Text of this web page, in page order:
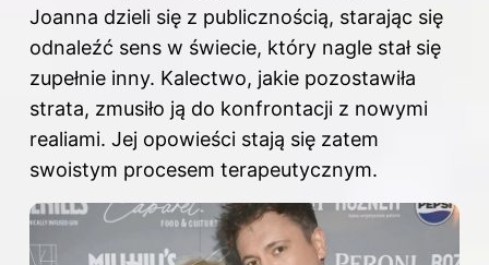
Joanna dzieli się z publicznością, starając się
odnaleźć sens w świecie, który nagle stał się
zupełnie inny. Kalectwo, jakie pozostawiła
strata, zmusiło ją do konfrontacji z nowymi
realiami. Jej opowieści stają się zatem
swoistym procesem terapeutycznym.